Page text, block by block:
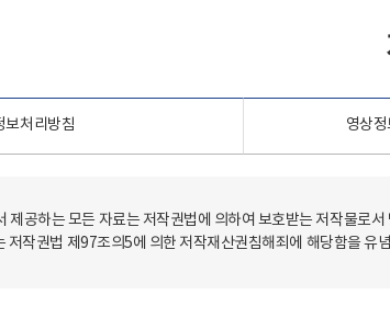
보처리방침 영상
제공하는 모든 자료는 저작권법에 의하여 보호받는 저작물로
저작권법 제97조의5에 의한 저작재산권침해죄에 해당함을 유